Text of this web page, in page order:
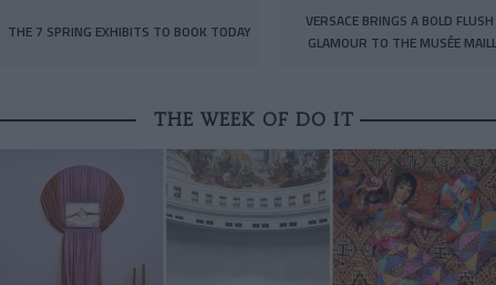
THE 7 SPRING EXHIBITS TO BOOK TODAY
VERSACE BRINGS A BOLD
GLAMOUR TO THE MUSÉE
THE WEEK OF DO IT